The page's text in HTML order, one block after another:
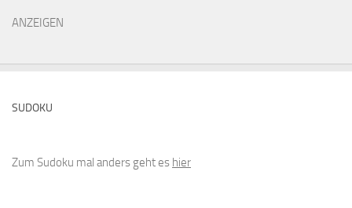
ANZEIGEN
SUDOKU
Zum Sudoku mal anders geht es hier